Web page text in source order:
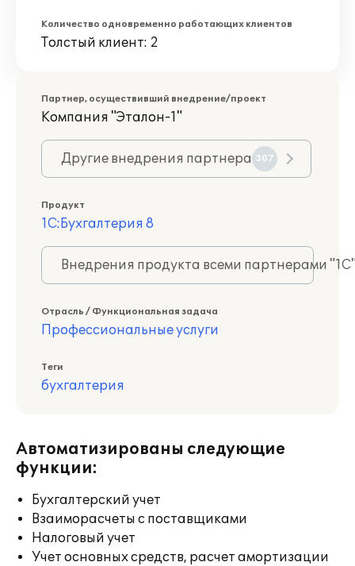
Количество одновременно работающих клиентов
Толстый клиент: 2
Партнер, осуществивший внедрение/проект
Компания "Эталон-1"
Другие внедрения партнера 307
Продукт
1С:Бухгалтерия 8
Внедрения продукта всеми партнерами
Отрасль / Функциональная задача
Профессиональные услуги
Теги
бухгалтерия
Автоматизированы следующие
функции:
Бухгалтерский учет
Взаиморасчеты с поставщиками
Налоговый учет
Учет основных средств, расчет амортизации